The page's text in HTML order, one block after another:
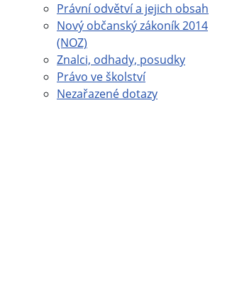
Právní odvětví a jejich obsah
Nový občanský zákoník 2014
(NOZ)
Znalci, odhady, posudky
Právo ve školství
Nezařazené dotazy